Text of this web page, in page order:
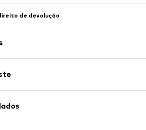
de devolução
Curto/Mini
solto